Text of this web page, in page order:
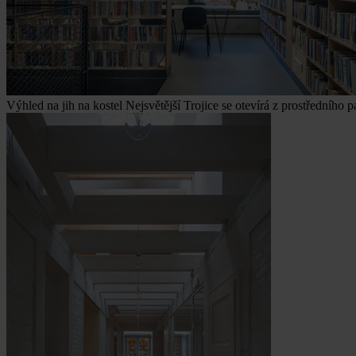
Výhled na jih na kostel Nejsvětější Trojice se otevírá z prostředního